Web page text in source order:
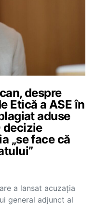
despre
Etică a ASE în
aduse
decizie
„se face că
a lansat acuzația
general adjunct al